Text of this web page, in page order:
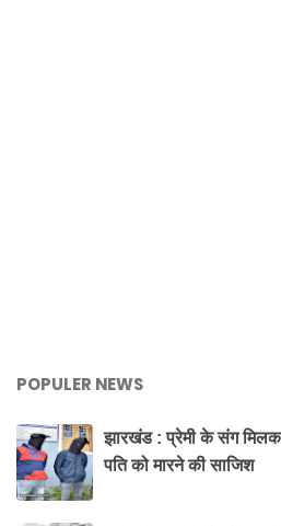
POPULER NEWS
झारखंड : प्रेमी के संग
पति को मारने की साजिश